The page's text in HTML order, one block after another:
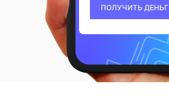
ПОЛУЧИТЬ